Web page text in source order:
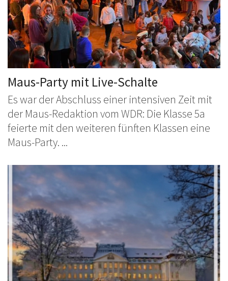
Maus-Party mit Live-Schalte
Es war der Abschluss einer intensiven Zeit mit
der Maus-Redaktion vom WDR: Die Klasse 5a
feierte mit den weiteren fünften Klassen eine
Maus-Party. ...